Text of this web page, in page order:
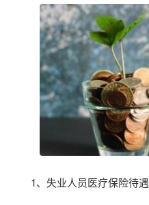
1、失业人员医疗保险待遇